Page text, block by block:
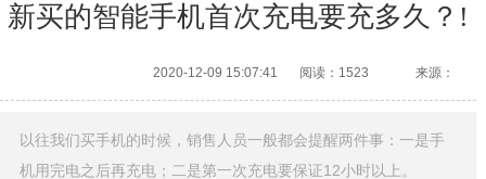
新买的智能手机首次充电要充多久？!
2020-12-09 15:07:41 阅读：1523 来源：
以往我们买手机的时候，销售人员一般都会提醒两件事：一是手
机用完电之后再充电；二是第一次充电要保证12小时以上。